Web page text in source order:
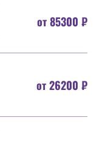
от 85300 ₽
от 26200 ₽